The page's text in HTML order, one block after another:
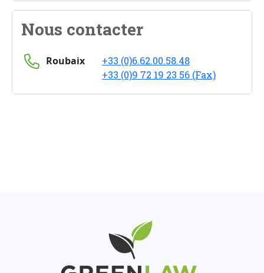
Nous contacter
Roubaix
+33 (0)6.62.00.58.48
+33 (0)9 72 19 23 56 (Fax)